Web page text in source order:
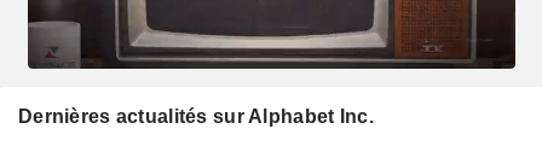
Dernières actualités sur Alphabet Inc.